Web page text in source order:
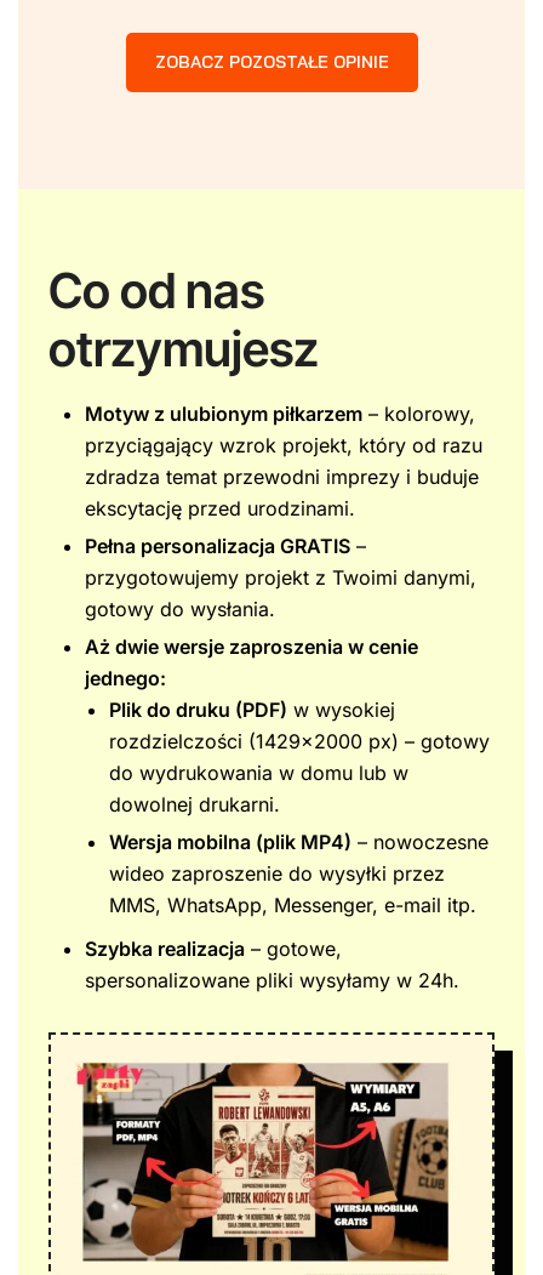
ZOBACZ POZOSTAŁE OPINIE
Co od nas
otrzymujesz
Motyw z ulubionym piłkarzem – kolorowy,
przyciągający wzrok projekt, który od razu
zdradza temat przewodni imprezy i buduje
ekscytację przed urodzinami.
Pełna personalizacja GRATIS –
przygotowujemy projekt z Twoimi danymi,
gotowy do wysłania.
Aż dwie wersje zaproszenia w cenie
jednego:
Plik do druku (PDF) w wysokiej
rozdzielczości (1429×2000 px) – gotowy
do wydrukowania w domu lub w
dowolnej drukarni.
Wersja mobilna (plik MP4) – nowoczesne
wideo zaproszenie do wysyłki przez
MMS, WhatsApp, Messenger, e-mail itp.
Szybka realizacja – gotowe,
spersonalizowane pliki wysyłamy w 24h.